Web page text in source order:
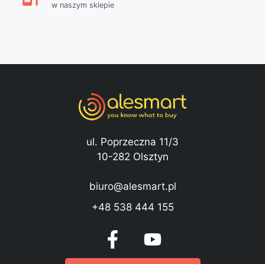
w naszym sklepie
ul. Poprzeczna 11/3
10-282 Olsztyn
biuro@alesmart.pl
+48 538 444 155